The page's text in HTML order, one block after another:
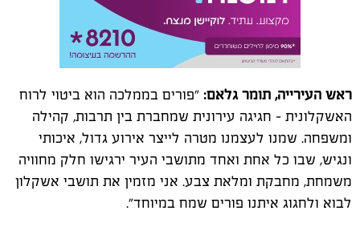
ראש העירייה, תומר גלאם: "פורים בממלכה הוא ביטוי לרוח
האשקלונית - חגיגה עירונית שמחברת בין תרבות, קהילה
ומשפחה. שמנו לעצמנו מטרה לייצר אירוע גדול, איכותי
ונגיש, שבו כל אחת ואחד מתושבי העיר ירגישו חלק מחוויה
משמחת, מחבקת ומלאת צבע. אני מזמין את תושבי אשקלון
לבוא ולחגוג איתנו פורים שמח במיוחד".